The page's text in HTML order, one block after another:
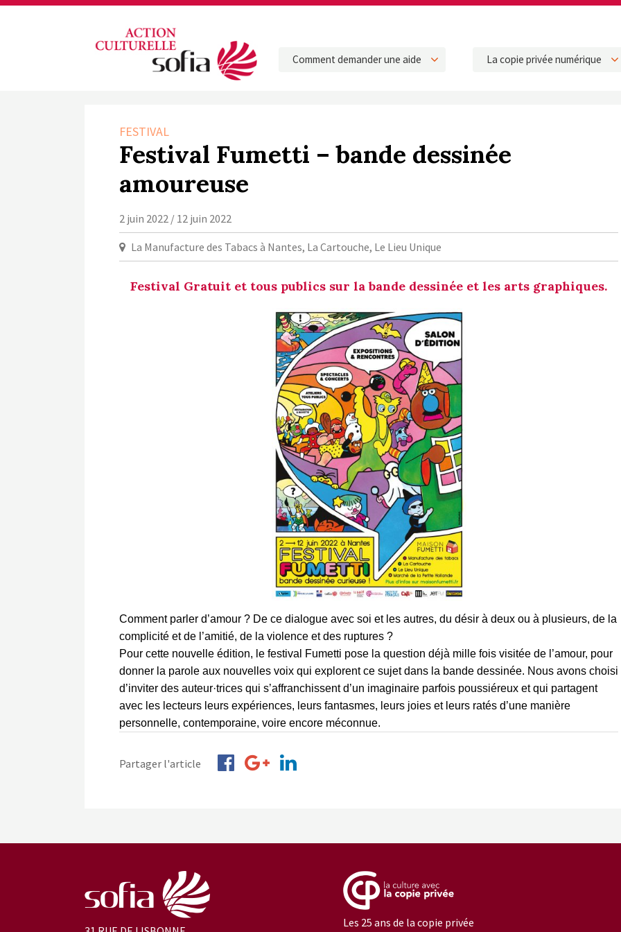
Comment demander une aide La copie privée numérique
FESTIVAL
Festival Fumetti – bande dessinée
amoureuse
2 juin 2022 / 12 juin 2022
La Manufacture des Tabacs à Nantes, La Cartouche, Le Lieu Unique
Festival Gratuit et tous publics sur la bande dessinée et les arts graphiques.
Comment parler d’amour ? De ce dialogue avec soi et les autres, du désir à deux ou à plusieurs, de la
complicité et de l’amitié, de la violence et des ruptures ?
Pour cette nouvelle édition, le festival Fumetti pose la question déjà mille fois visitée de l’amour, pour
donner la parole aux nouvelles voix qui explorent ce sujet dans la bande dessinée. Nous avons choisi
d’inviter des auteur·trices qui s’affranchissent d’un imaginaire parfois poussiéreux et qui partagent
avec les lecteurs leurs expériences, leurs fantasmes, leurs joies et leurs ratés d’une manière
personnelle, contemporaine, voire encore méconnue.
Partager l'article
Les 25 ans de la copie privée